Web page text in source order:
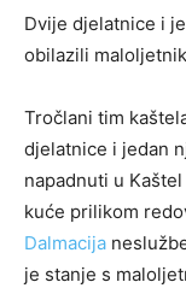
Dvije djelatnice i
obilazili
Tročlani tim
djelatnice i jedan
napadnuti u
kuće prilikom
Dalmacija
je stanje s